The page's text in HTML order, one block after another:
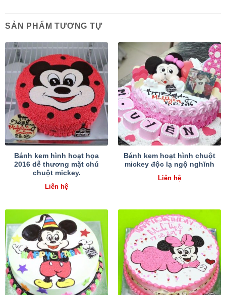
SẢN PHẨM TƯƠNG TỰ
Bánh kem hình hoạt họa
2016 dễ thương mặt chú
chuột mickey.
Liên hệ
Bánh kem hoạt hình chuột
mickey độc lạ ngộ nghĩnh
Liên hệ